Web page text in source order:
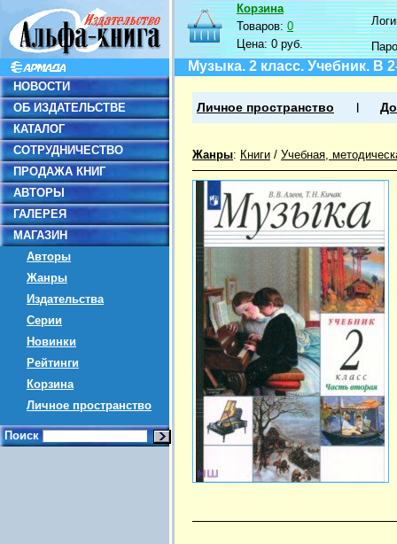
НОВОСТИ
ОБ ИЗДАТЕЛЬСТВЕ
КАТАЛОГ
СОТРУДНИЧЕСТВО
ПРОДАЖА КНИГ
АВТОРЫ
ГАЛЕРЕЯ
МАГАЗИН
Авторы
Жанры
Издательства
Серии
Новинки
Рейтинги
Корзина
Личное пространство
Поиск
Корзина
Товаров:0
Цена:0 руб.
Музыка. 2 класс. Учебник. В
Личное пространство
Жанры: Книги / Учебная,